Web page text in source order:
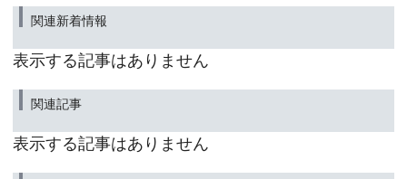
関連新着情報
表示する記事はありません
関連記事
表示する記事はありません